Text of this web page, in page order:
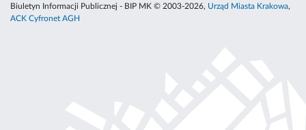
Biuletyn Informacji Publicznej - BIP MK © 2003-2026, Urząd Miasta Krakowa,
ACK Cyfronet AGH